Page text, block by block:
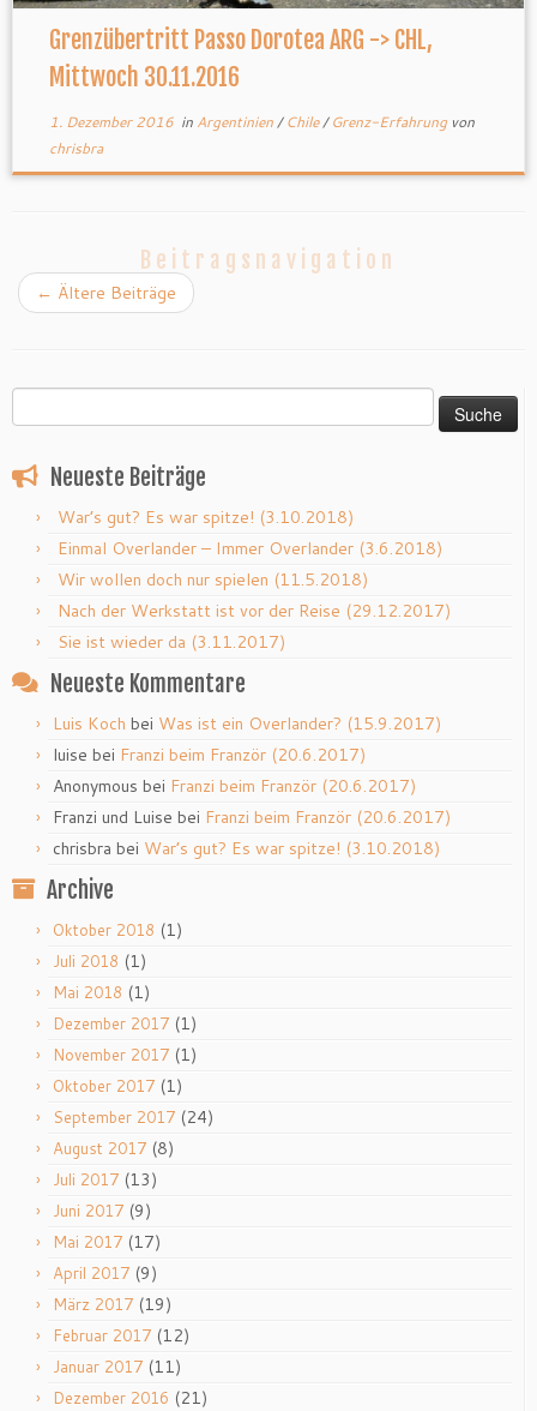
Grenzübertritt Passo Dorotea ARG -> CHL,
Mittwoch 30.11.2016
1. Dezember 2016in Argentinien/Chile/Grenz-Erfahrung von
chrisbra
Beitragsnavigation
← Ältere Beiträge
nach:
Neueste Beiträge
War’s gut? Es war spitze! (3.10.2018)
Einmal Overlander – Immer Overlander (3.6.2018)
Wir wollen doch nur spielen (11.5.2018)
Nach der Werkstatt ist vor der Reise (29.12.2017)
Sie ist wieder da (3.11.2017)
Neueste Kommentare
Luis Koch bei Was ist ein Overlander? (15.9.2017)
luise bei Franzi beim Franzör (20.6.2017)
Anonymous bei Franzi beim Franzör (20.6.2017)
Franzi und Luise bei Franzi beim Franzör (20.6.2017)
chrisbra bei War’s gut? Es war spitze! (3.10.2018)
Archive
Oktober 2018 (1)
Juli 2018 (1)
Mai 2018 (1)
Dezember 2017 (1)
November 2017 (1)
Oktober 2017 (1)
September 2017 (24)
August 2017 (8)
Juli 2017 (13)
Juni 2017 (9)
Mai 2017 (17)
April 2017 (9)
März 2017 (19)
Februar 2017 (12)
Januar 2017 (11)
Dezember 2016 (21)